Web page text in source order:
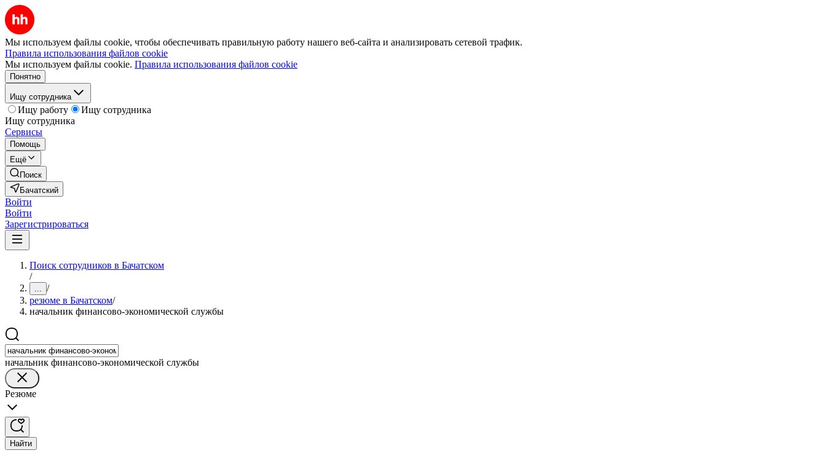
Мы используем файлы cookie, чтобы обеспечивать правильную работу нашего веб-сайта и анализировать сетевой трафик.
Правила использования файлов cookie
Мы используем файлы cookie. Правила использования файлов cookie
Понятно
Ищу сотрудника
Ищу работу
Ищу сотрудника
Ищу сотрудника
Сервисы
Помощь
Ещё
Поиск
Бачатский
Войти
Войти
Зарегистрироваться
Поиск сотрудников в Бачатском
/
... /
резюме в Бачатском/
начальник финансово-экономической службы
начальник финансово-экономической службы
Резюме
Найти